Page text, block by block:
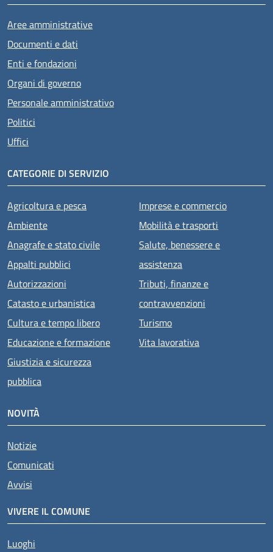
Aree amministrative
Documenti e dati
Enti e fondazioni
Organi di governo
Personale amministrativo
Politici
Uffici
CATEGORIE DI SERVIZIO
Agricoltura e pesca
Ambiente
Anagrafe e stato civile
Appalti pubblici
Autorizzazioni
Catasto e urbanistica
Cultura e tempo libero
Educazione e formazione
Giustizia e sicurezza
pubblica
Imprese e commercio
Mobilità e trasporti
Salute, benessere e
assistenza
Tributi, finanze e
contravvenzioni
Turismo
Vita lavorativa
NOVITÀ
Notizie
Comunicati
Avvisi
VIVERE IL COMUNE
Luoghi